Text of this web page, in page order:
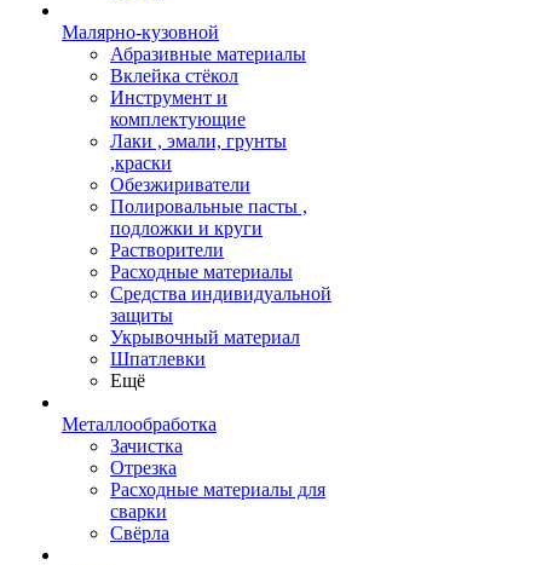
Малярно-кузовной
Абразивные материалы
Вклейка стёкол
Инструмент и
комплектующие
Лаки , эмали, грунты
,краски
Обезжириватели
Полировальные пасты ,
подложки и круги
Растворители
Расходные материалы
Средства индивидуальной
защиты
Укрывочный материал
Шпатлевки
Ещё
Металлообработка
Зачистка
Отрезка
Расходные материалы для
сварки
Свёрла